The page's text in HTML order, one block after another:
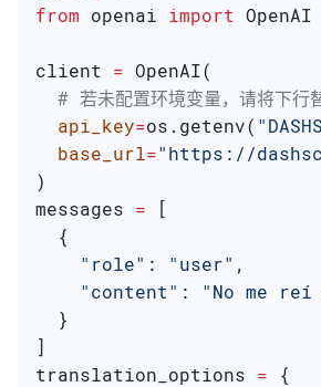
from openai import OpenAI
client = OpenAI(
# 若未配置环境变量，请将下
  api_key
=os.getenv(
  base_url
="https://
)
messages = [
  {
    "role"
: "user" ,
    "content"
: "No me
  }
]
translation_options = {